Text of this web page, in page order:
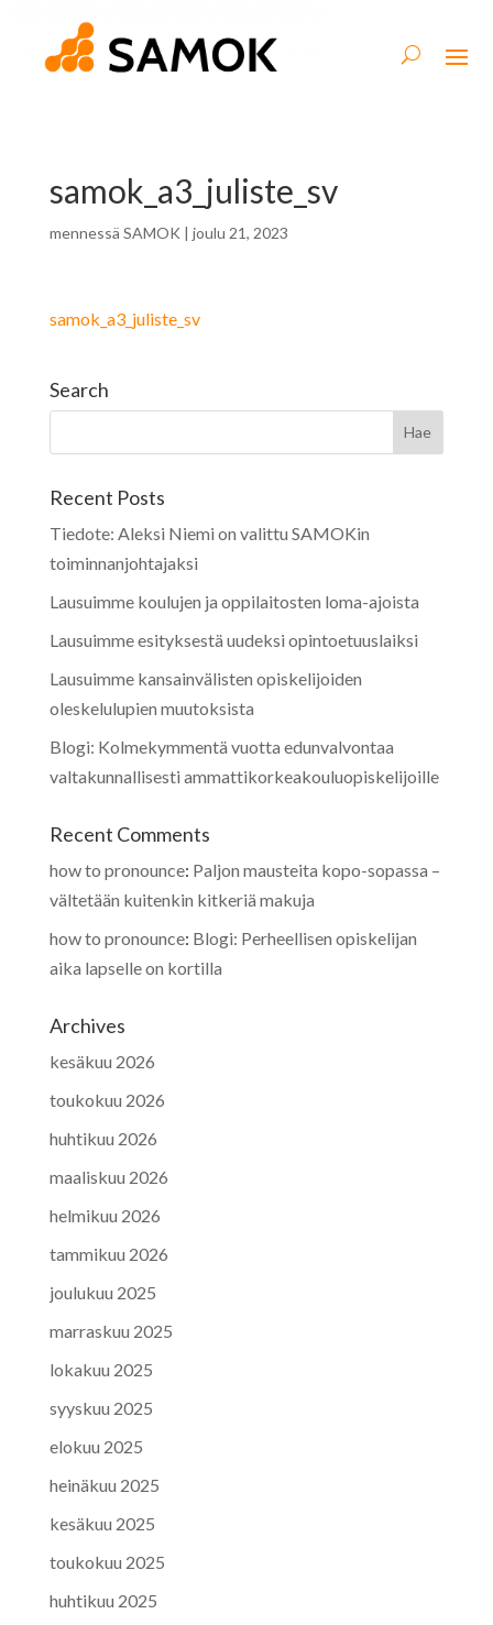
samok_a3_juliste_sv
mennessä SAMOK | joulu 21, 2023
samok_a3_juliste_sv
Search
Recent Posts
Tiedote: Aleksi Niemi on valittu SAMOKin
toiminnanjohtajaksi
Lausuimme koulujen ja oppilaitosten loma-ajoista
Lausuimme esityksestä uudeksi opintoetuuslaiksi
Lausuimme kansainvälisten opiskelijoiden
oleskelulupien muutoksista
Blogi: Kolmekymmentä vuotta edunvalvontaa
valtakunnallisesti ammattikorkeakouluopiskelijoille
Recent Comments
how to pronounce: Paljon mausteita kopo-sopassa –
vältetään kuitenkin kitkeriä makuja
how to pronounce: Blogi: Perheellisen opiskelijan
aika lapselle on kortilla
Archives
kesäkuu 2026
toukokuu 2026
huhtikuu 2026
maaliskuu 2026
helmikuu 2026
tammikuu 2026
joulukuu 2025
marraskuu 2025
lokakuu 2025
syyskuu 2025
elokuu 2025
heinäkuu 2025
kesäkuu 2025
toukokuu 2025
huhtikuu 2025